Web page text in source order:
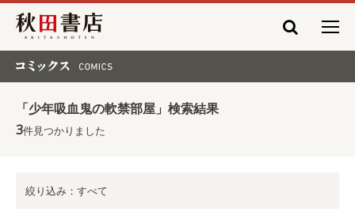
秋田書店
「少年吸血鬼の軟禁部屋」検索結果
3件見つかりました
絞り込み：すべて